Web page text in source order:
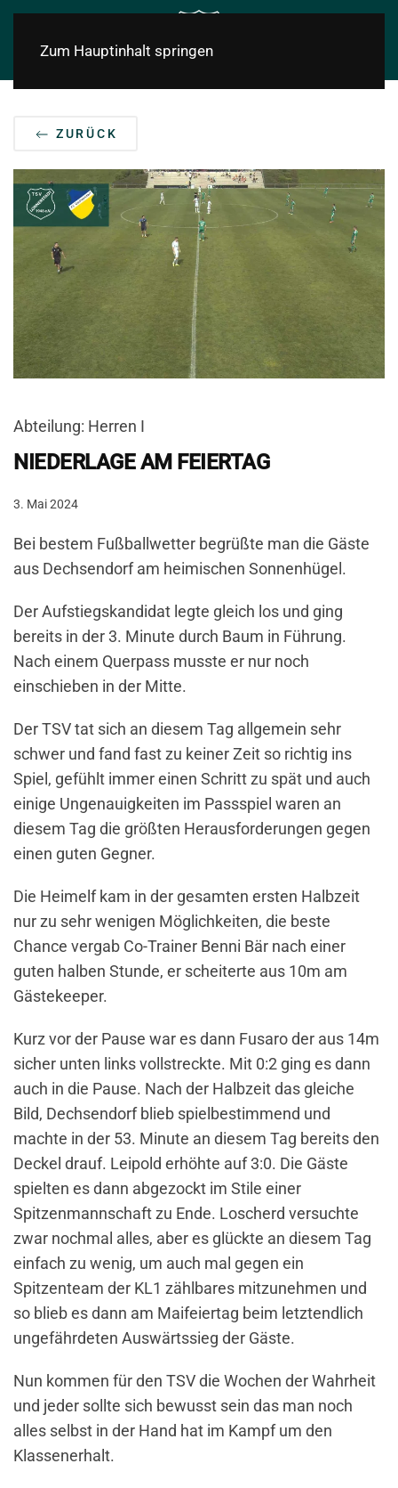
Zum Hauptinhalt springen
ZURÜCK
Abteilung: Herren I
NIEDERLAGE AM FEIERTAG
3. Mai 2024
Bei bestem Fußballwetter begrüßte man die Gäste
aus Dechsendorf am heimischen Sonnenhügel.
Der Aufstiegskandidat legte gleich los und ging
bereits in der 3. Minute durch Baum in Führung.
Nach einem Querpass musste er nur noch
einschieben in der Mitte.
Der TSV tat sich an diesem Tag allgemein sehr
schwer und fand fast zu keiner Zeit so richtig ins
Spiel, gefühlt immer einen Schritt zu spät und auch
einige Ungenauigkeiten im Passspiel waren an
diesem Tag die größten Herausforderungen gegen
einen guten Gegner.
Die Heimelf kam in der gesamten ersten Halbzeit
nur zu sehr wenigen Möglichkeiten, die beste
Chance vergab Co-Trainer Benni Bär nach einer
guten halben Stunde, er scheiterte aus 10m am
Gästekeeper.
Kurz vor der Pause war es dann Fusaro der aus 14m
sicher unten links vollstreckte. Mit 0:2 ging es dann
auch in die Pause. Nach der Halbzeit das gleiche
Bild, Dechsendorf blieb spielbestimmend und
machte in der 53. Minute an diesem Tag bereits den
Deckel drauf. Leipold erhöhte auf 3:0. Die Gäste
spielten es dann abgezockt im Stile einer
Spitzenmannschaft zu Ende. Loscherd versuchte
zwar nochmal alles, aber es glückte an diesem Tag
einfach zu wenig, um auch mal gegen ein
Spitzenteam der KL1 zählbares mitzunehmen und
so blieb es dann am Maifeiertag beim letztendlich
ungefährdeten Auswärtssieg der Gäste.
Nun kommen für den TSV die Wochen der Wahrheit
und jeder sollte sich bewusst sein das man noch
alles selbst in der Hand hat im Kampf um den
Klassenerhalt.